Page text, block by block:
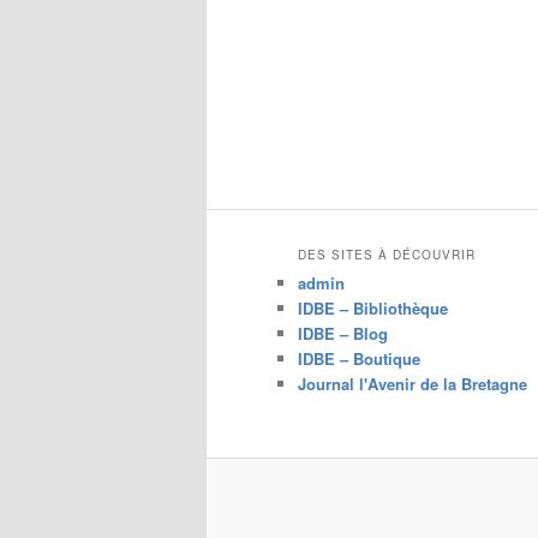
DES SITES À DÉCOUVRIR
admin
IDBE – Bibliothèque
IDBE – Blog
IDBE – Boutique
Journal l'Avenir de la Bretagne